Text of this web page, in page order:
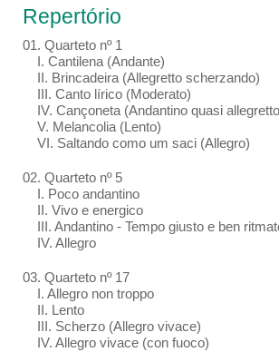
Repertório
01. Quarteto nº 1
I. Cantilena (Andante)
II. Brincadeira (Allegretto scherzando)
III. Canto lírico (Moderato)
IV. Cançoneta (Andantino quasi
V. Melancolia (Lento)
VI. Saltando como um saci (Allegro)
02. Quarteto nº 5
I. Poco andantino
II. Vivo e energico
III. Andantino - Tempo giusto e ben
IV. Allegro
03. Quarteto nº 17
I. Allegro non troppo
II. Lento
III. Scherzo (Allegro vivace)
IV. Allegro vivace (con fuoco)